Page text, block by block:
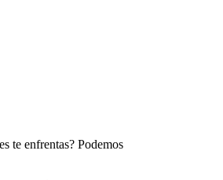
te enfrentas? Podemos